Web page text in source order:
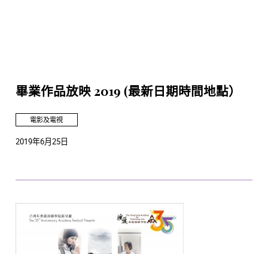
畢業作品放映 2019 (最新日期時間地點）
電影及電視
2019年6月25日